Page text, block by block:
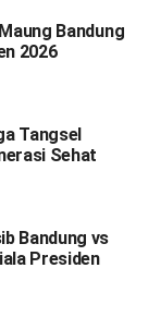
Bandung
2026
Tangsel
Sehat
Bandung vs
Presiden